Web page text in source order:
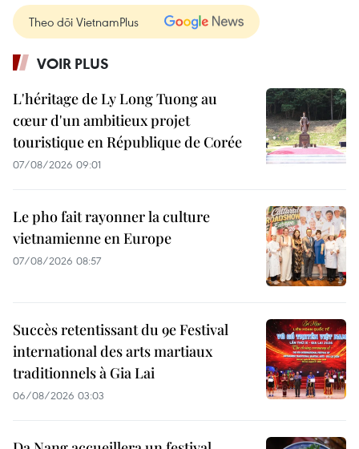
Theo dõi VietnamPlus
VOIR PLUS
L'héritage de Ly Long Tuong au
cœur d'un ambitieux projet
touristique en République de Corée
07/08/2026 09:01
Le pho fait rayonner la culture
vietnamienne en Europe
07/08/2026 08:57
Succès retentissant du 9e Festival
international des arts martiaux
traditionnels à Gia Lai
06/08/2026 03:03